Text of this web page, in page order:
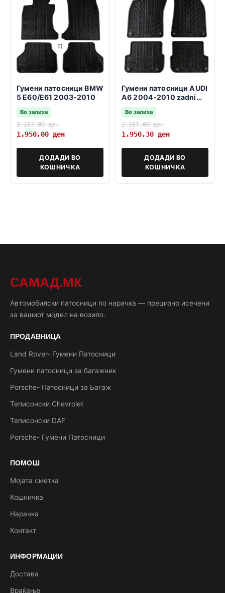
Гумени патосници BMW
5 E60/E61 2003-2010
Во залиха
2.167,00ден
1.950,00 ден
ДОДАДИ ВО
КОШНИЧКА
Гумени патосници AUDI
A6 2004-2010 zadni
fiksatori 37,5cm
Во залиха
2.167,00ден
1.950,30 ден
ДОДАДИ ВО
КОШНИЧКА
САМАД.МК
Автомобилски патосници по нарачка — прецизно исечени
за вашиот модел на возило.
ПРОДАВНИЦА
Land Rover- Гумени Патосници
Гумени патосници за багажник
Porsche- Патосници за Багаж
Теписонски Chevrolet
Теписонски DAF
Porsche- Гумени Патосници
ПОМОШ
Мојата сметка
Кошничка
Нарачка
Контакт
ИНФОРМАЦИИ
Достава
Враќање